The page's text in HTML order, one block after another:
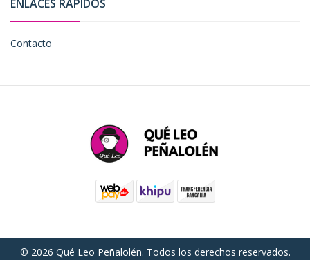
ENLACES RÁPIDOS
Contacto
© 2026 Qué Leo Peñalolén. Todos los derechos reservados.